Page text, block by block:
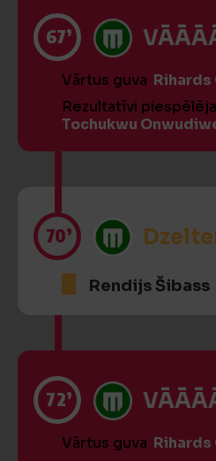
67’
Vārtus guva Rihards
Rezultatīvi piespēlēja
Tochukwu
70’
Rendijs Šibass
72’
Vārtus guva Rihards